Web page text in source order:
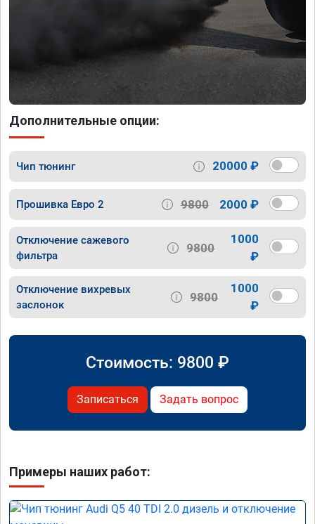
Дополнительные опции:
Чип тюнинг 20000 ₽
Прошивка Евро 2 9800 2000 ₽
Отключение сажевого
фильтра
9800
1000
₽
Отключение вихревых
заслонок
9800
1000
₽
Стоимость: 9800 ₽
Записаться Задать вопрос
Примеры наших работ: